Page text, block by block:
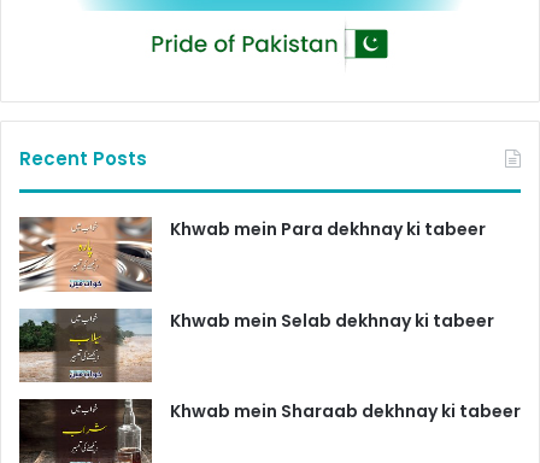
Recent Posts
Khwab mein Para dekhnay ki tabeer
Khwab mein Selab dekhnay ki tabeer
Khwab mein Sharaab dekhnay ki tabeer